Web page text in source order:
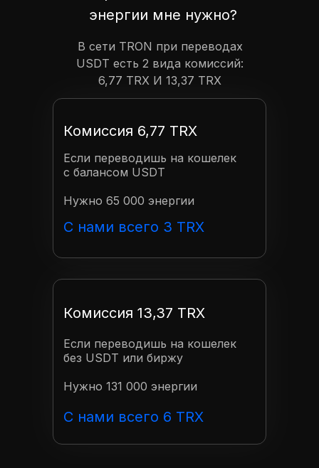
Если переводишь на кошелек
с балансом USDT
Нужно 65 000 энергии
Комиссия 6,77 TRX
С нами всего 3 TRX
С нами всего 6 TRX
Комиссия 13,37 TRX
Если переводишь на кошелек
без USDT или биржу
Нужно 131 000 энергии
В сети TRON при переводах
USDT есть 2 вида комиссий:
6,77 TRX И 13,37 TRX
энергии мне нужно?